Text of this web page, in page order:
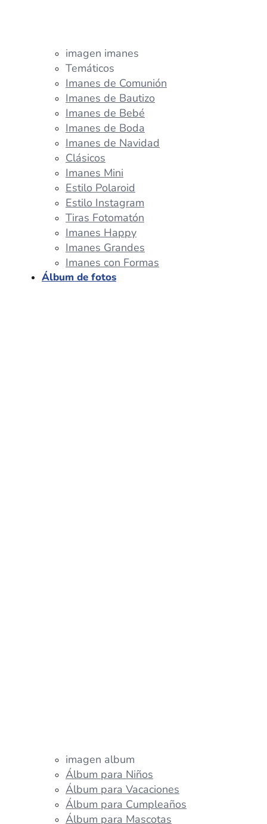
imagen imanes
Temáticos
Imanes de Comunión
Imanes de Bautizo
Imanes de Bebé
Imanes de Boda
Imanes de Navidad
Clásicos
Imanes Mini
Estilo Polaroid
Estilo Instagram
Tiras Fotomatón
Imanes Happy
Imanes Grandes
Imanes con Formas
Álbum de fotos
imagen album
Álbum para Niños
Álbum para Vacaciones
Álbum para Cumpleaños
Álbum para Mascotas